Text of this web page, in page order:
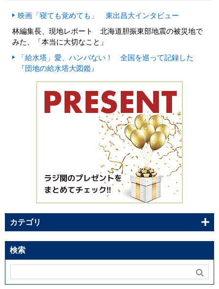
映画「寝ても覚めても」 東出昌大インタビュー
林編集長、現地レポート 北海道胆振東部地震の被災地で
みた、「本当に大切なこと」
「給水塔」愛、ハンパない！ 全国を巡って記録した
『団地の給水塔大図鑑』
カテゴリ
検索